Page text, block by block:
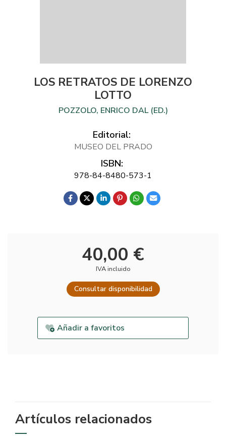
LOS RETRATOS DE LORENZO
LOTTO
POZZOLO, ENRICO DAL (ED.)
Editorial:
MUSEO DEL PRADO
ISBN:
978-84-8480-573-1
40,00 €
IVA incluido
Consultar disponibilidad
Añadir a favoritos
Artículos relacionados